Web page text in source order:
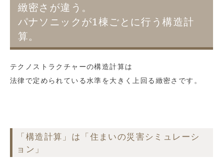
緻密さが違う。
パナソニックが1棟ごとに行う構造計
算。
テクノストラクチャーの構造計算は
法律で定められている水準を大きく上回る緻密さです。
「構造計算」は「住まいの災害シミュレーシ
ョン」